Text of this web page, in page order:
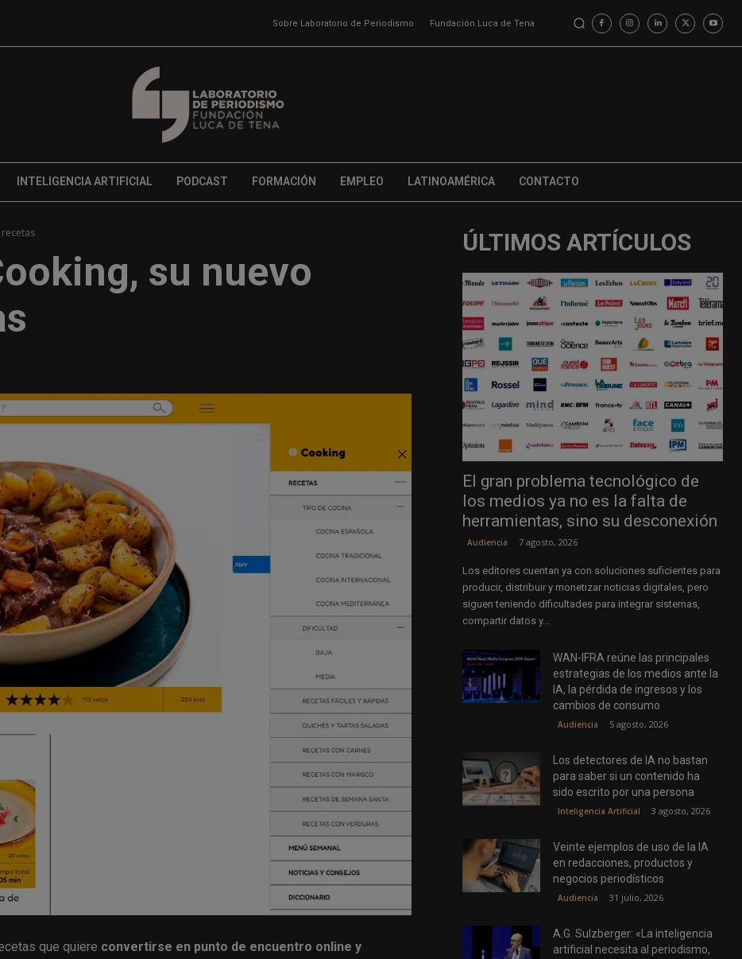
Sobre Laboratorio de Periodismo Fundación Luca de Tena
INTELIGENCIA ARTIFICIAL PODCAST FORMACIÓN EMPLEO LATINOAMÉRICA CONTACTO
su nuevo
que quiere convertirse en punto de encuentro online y
ÚLTIMOS ARTÍCULOS
El gran problema tecnológico de
los medios ya no es la falta de
herramientas, sino su desconexión
Audiencia 7 agosto, 2026
Los editores cuentan ya con soluciones suficientes para
producir, distribuir y monetizar noticias digitales, pero
siguen teniendo dificultades para integrar sistemas,
compartir datos y...
WAN-IFRA reúne las principales
estrategias de los medios ante la
IA, la pérdida de ingresos y los
cambios de consumo
Audiencia 5 agosto, 2026
Los detectores de IA no bastan
para saber si un contenido ha
sido escrito por una persona
Inteligencia Artificial 3 agosto, 2026
Veinte ejemplos de uso de la IA
en redacciones, productos y
negocios periodísticos
Audiencia 31 julio, 2026
A.G. Sulzberger: «La inteligencia
artificial necesita al periodismo,